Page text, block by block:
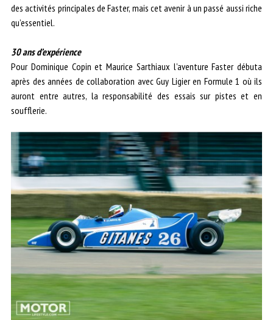
des activités principales de Faster, mais cet avenir à un passé aussi riche
qu’essentiel.
30 ans d’expérience
Pour Dominique Copin et Maurice Sarthiaux l’aventure Faster débuta
après des années de collaboration avec Guy Ligier en Formule 1 où ils
auront entre autres, la responsabilité des essais sur pistes et en
soufflerie.